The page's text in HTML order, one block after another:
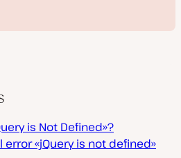
e
p
r
is Not Defined»?
«jQuery is not defined»